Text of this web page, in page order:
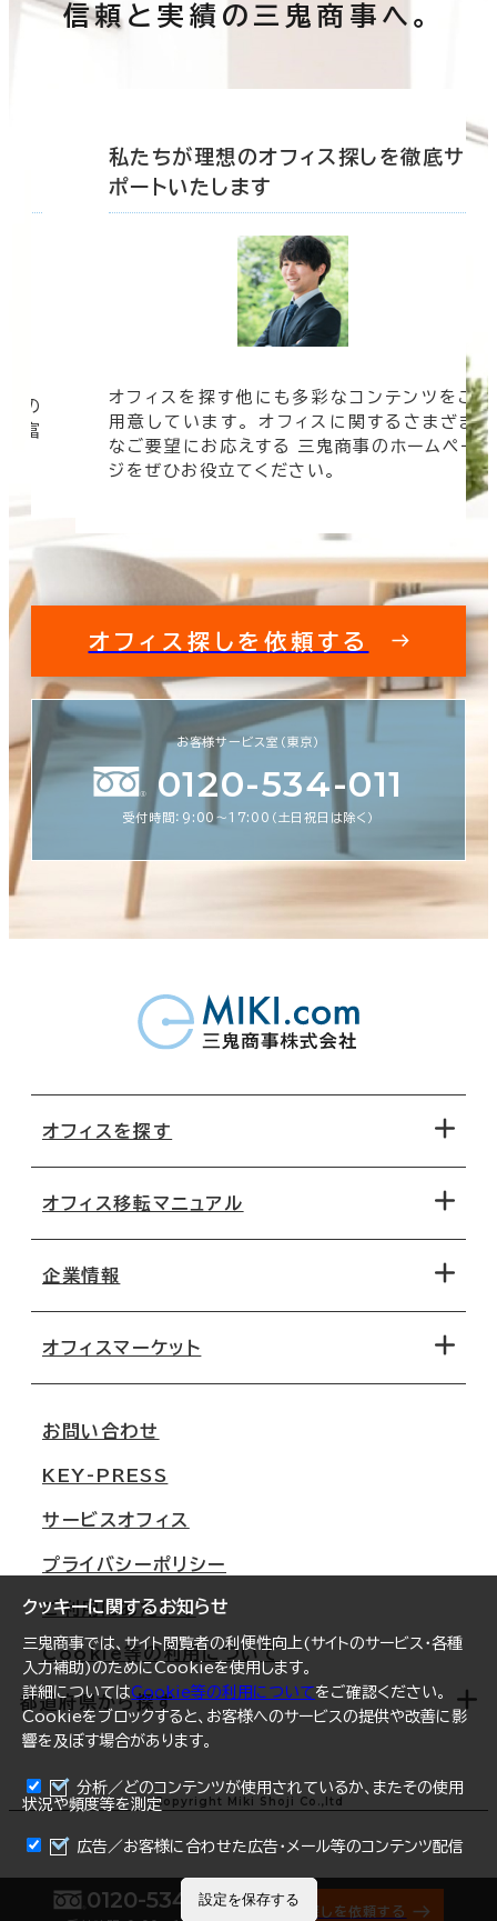
まとめて資料請求
0120-534-011 オフィス探しを依頼する
クッキーに関するお知らせ
三鬼商事では、サイト閲覧者の利便性向上(サイトのサービス・各種
入力補助)のためにCookieを使用します。
詳細についてはCookie等の利用についてをご確認ください。
Cookieをブロックすると、お客様へのサービスの提供や改善に影
響を及ぼす場合があります。
分析／どのコンテンツが使用されているか、またその使用
状況や頻度等を測定
広告／お客様に合わせた広告・メール等のコンテンツ配信
設定を保存する
信頼と実績の三鬼商事へ。
の
豊富
私たちが理想のオフィス探しを徹底サ
ポートいたします
オフィスを探す他にも多彩なコンテンツをご
用意しています。 オフィスに関するさまざま
なご要望にお応えする 三鬼商事のホームペー
ジをぜひお役立てください。
オフィス探しを依頼する
お客様サービス室（東京）
0120-534-011
受付時間：9:00〜17:00（土日祝日は除く）
オフィスを探す
地図から探す
路線・駅から探す
オフィス移転マニュアル
移転コストシミュレーション
移転スケジュール
オフィス移転Q&A
企業情報
オフィスマーケット
大阪
名古屋
札幌
仙台
横浜
福岡
オフィスリポート
ログイン
お問い合わせ
KEY-PRESS
サービスオフィス
プライバシーポリシー
ご利用にあたって
Cookie等の利用について
都道府県から探す
北海道
青森県
Copyright Miki Shoji Co.,ltd